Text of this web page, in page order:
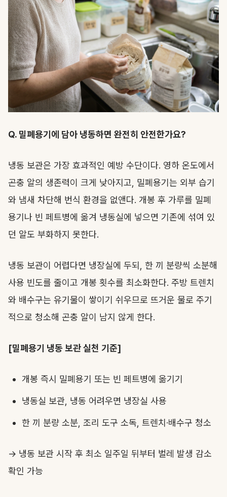
Q. 밀폐용기에 담아 냉동하면 완전히 안전한가요?
냉동 보관은 가장 효과적인 예방 수단이다. 영하 온도에서
곤충 알의 생존력이 크게 낮아지고, 밀폐용기는 외부 습기
와 냄새 차단해 번식 환경을 없앤다. 개봉 후 가루를 밀폐
용기나 빈 페트병에 옮겨 냉동실에 넣으면 기존에 섞여 있
던 알도 부화하지 못한다.
냉동 보관이 어렵다면 냉장실에 두되, 한 끼 분량씩 소분해
사용 빈도를 줄이고 개봉 횟수를 최소화한다. 주방 트렌치
와 배수구는 유기물이 쌓이기 쉬우므로 뜨거운 물로 주기
적으로 청소해 곤충 알이 남지 않게 한다.
[밀폐용기 냉동 보관 실천 기준]
개봉 즉시 밀폐용기 또는 빈 페트병에 옮기기
냉동실 보관, 냉동 어려우면 냉장실 사용
한 끼 분량 소분, 조리 도구 소독, 트렌치·배수구 청소
→ 냉동 보관 시작 후 최소 일주일 뒤부터 벌레 발생 감소
확인 가능